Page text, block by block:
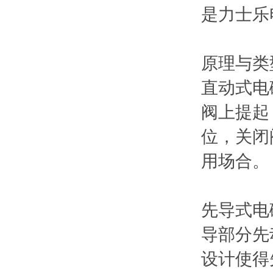
是力士
原理与
直动式
阀上提
位，关
用场合。
先导式
导部分
设计使